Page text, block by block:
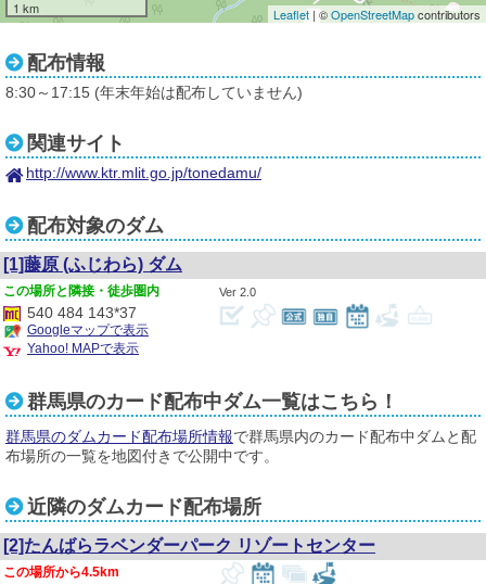
1 km Leaflet | ©OpenStreetMapcontributors
配布情報
8:30～17:15 (年末年始は配布していません)
関連サイト
http://www.ktr.mlit.go.jp/tonedamu/
配布対象のダム
[1]藤原 (ふじわら) ダム
2.0
隣接・徒歩圏内
540 484 143*37
Googleマップで表示
Yahoo! MAPで表示
群馬県のカード配布中ダム一覧はこちら！
群馬県のダムカード配布場所情報で群馬県内のカード配布中ダムと配
布場所の一覧を地図付きで公開中です。
近隣のダムカード配布場所
[2]たんばらラベンダーパーク リゾートセンター
4.5km